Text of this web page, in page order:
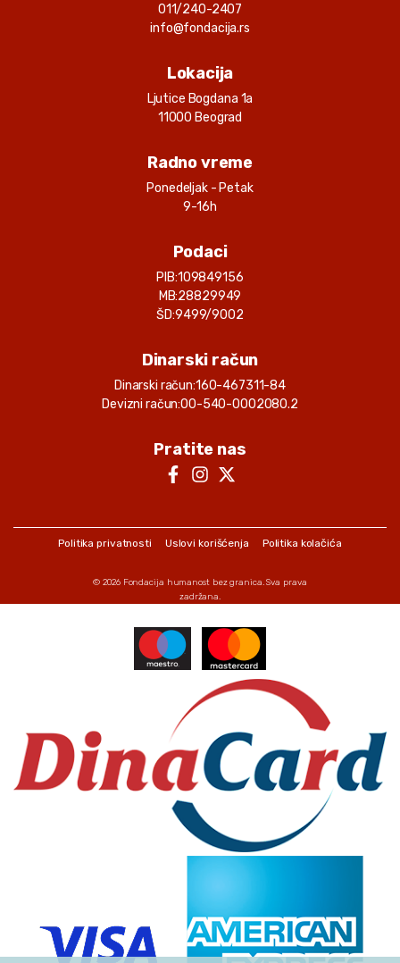
011/240-2407
info@fondacija.rs
Lokacija
Ljutice Bogdana 1a
11000 Beograd
Radno vreme
Ponedeljak - Petak
9-16h
Podaci
PIB:109849156
MB:28829949
ŠD:9499/9002
Dinarski račun
Dinarski račun:160-467311-84
Devizni račun:00-540-0002080.2
Pratite nas
Politika privatnosti Uslovi korišćenja Politika kolačića
© 2026 Fondacija humanost bez granica. Sva prava
zadržana.